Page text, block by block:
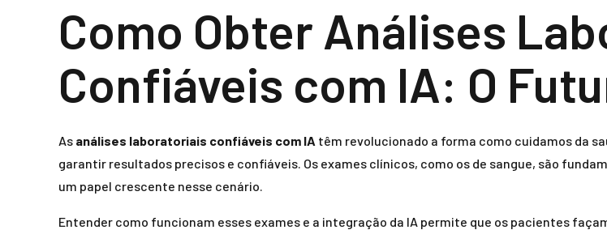
Como Obter Análises
Confiáveis com IA: O
As análises laboratoriais confiáveis com IA têm revolucionado a forma como cuidamos da
garantir resultados precisos e confiáveis. Os exames clínicos, como os de sangue, são
um papel crescente nesse cenário.
Entender como funcionam esses exames e a integração da IA permite que os pacientes